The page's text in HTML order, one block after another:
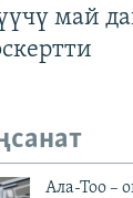
май
Ала-Тоо –